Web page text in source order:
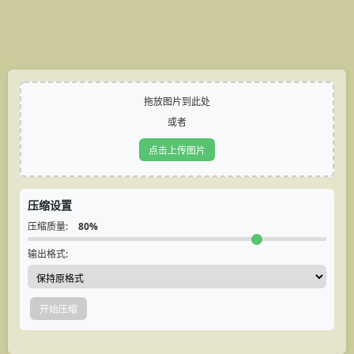
拖放图片到此处
或者
点击上传图片
压缩设置
压缩质量: 80%
输出格式:
开始压缩